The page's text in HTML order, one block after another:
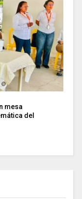
mesa
del